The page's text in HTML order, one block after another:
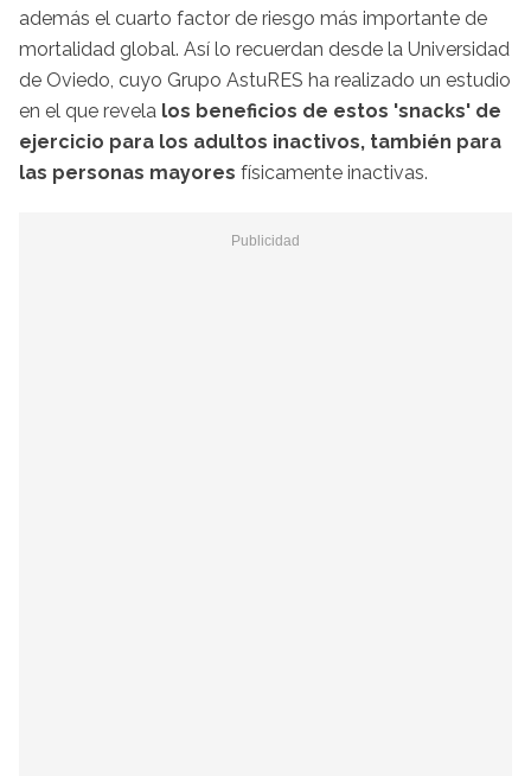
además el cuarto factor de riesgo más importante de
mortalidad global. Así lo recuerdan desde la Universidad
de Oviedo, cuyo Grupo AstuRES ha realizado un estudio
en el que revela los beneficios de estos 'snacks' de
ejercicio para los adultos inactivos, también para
las personas mayores físicamente inactivas.